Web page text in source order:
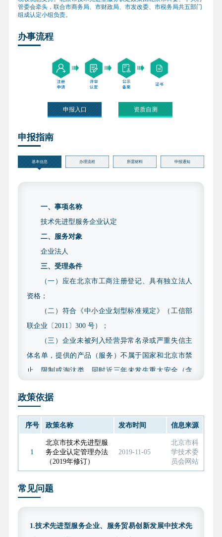
管委会牵头，联合市商务局、市财政局、市发改委、市税务局共五部门
组成认定小组负责。
办事流程
申报入口 资质自测
申报指南
基本信息 办理流程 所需材料 申报通知
一、事项名称
技术先进型服务企业认定
二、服务对象
企业法人
三、受理条件
（一）应在北京市工商注册登记、具有独立法人
资格；
（二）符合《中小企业划型标准规定》（工信部
联企业〔2011〕300 号）；
（三）企业未被列入经营异常名录或严重失信主
体名单，提供的产品（服务）不属于国家和北京市禁
止、限制或淘汰类，同时近三年未发生重大安全（含
偷漏税等违法违规行为；
（四）满足所申报类型的企业评价及认定标准；
（五）2022 年、2023 年和 2024 年三个会计年度
的财务审计报告均应在财政部“注册会计师行业统一监
管平台”完成备案，审计报告应赋予验证码。
优质中小企业梯度培育管理实施细则（2025 年修订
政策依据
序号 政策名称 发布时间 信息来源
1
北京市技术先进型服
务企业认定管理办法
（2019年修订）
2019-11-05
北京市科
学技术委
员会网站
常见问题
1.技术先进型服务企业、服务贸易创新发展中技术先